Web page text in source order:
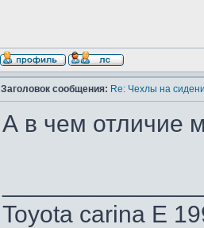
Заголовок сообщения: Re: Чехлы на
А в чем отличие
Toyota carina E